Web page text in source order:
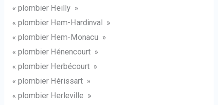
« plombier Heilly »
« plombier Hem-Hardinval »
« plombier Hem-Monacu »
« plombier Hénencourt »
« plombier Herbécourt »
« plombier Hérissart »
« plombier Herleville »